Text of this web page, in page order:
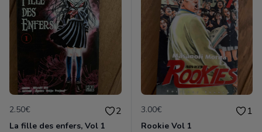
2.50€ 2
La fille des enfers, Vol 1
3.00€ 1
Rookie Vol 1